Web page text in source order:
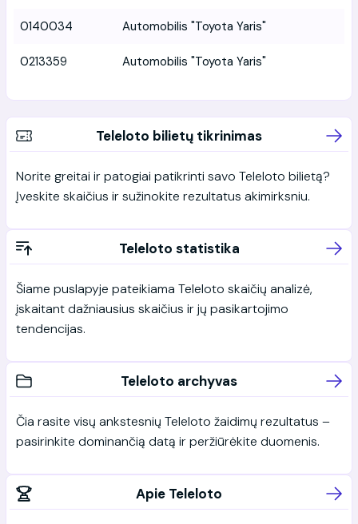
0140034 Automobilis "Toyota Yaris"
0213359 Automobilis "Toyota Yaris"
Teleloto bilietų tikrinimas
Norite greitai ir patogiai patikrinti savo Teleloto bilietą?
Įveskite skaičius ir sužinokite rezultatus akimirksniu.
Teleloto statistika
Šiame puslapyje pateikiama Teleloto skaičių analizė,
įskaitant dažniausius skaičius ir jų pasikartojimo
tendencijas.
Teleloto archyvas
Čia rasite visų ankstesnių Teleloto žaidimų rezultatus –
pasirinkite dominančią datą ir peržiūrėkite duomenis.
Apie Teleloto